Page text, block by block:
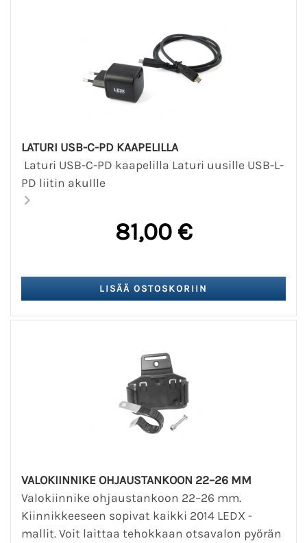
LATURI USB-C-PD KAAPELILLA
Laturi USB-C-PD kaapelilla Laturi uusille USB-L-
PD liitin akuIlle
81,00 €
VALOKIINNIKE OHJAUSTANKOON 22–26 MM
Valokiinnike ohjaustankoon 22–26 mm.
Kiinnikkeeseen sopivat kaikki 2014 LEDX -
mallit. Voit laittaa tehokkaan otsavalon pyörän